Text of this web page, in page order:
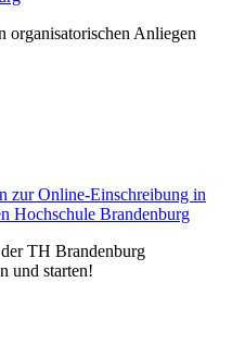
organisatorischen Anliegen
TH Brandenburg
und starten!